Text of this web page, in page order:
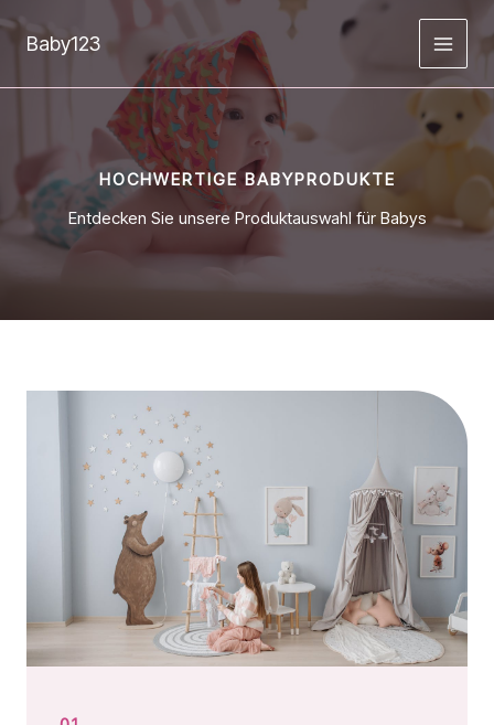
InhaltBaby123
HOCHWERTIGE BABYPRODUKTE
Entdecken Sie unsere Produktauswahl für Babys